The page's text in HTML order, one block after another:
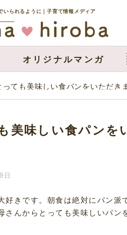
いられるように｜子育て情報メディア
オリジナルマンガ
っても美味しい食パンをいただき
美味しい食パンを
日
好きです。朝食は絶対にパン派
さんからとっても美味しいパン